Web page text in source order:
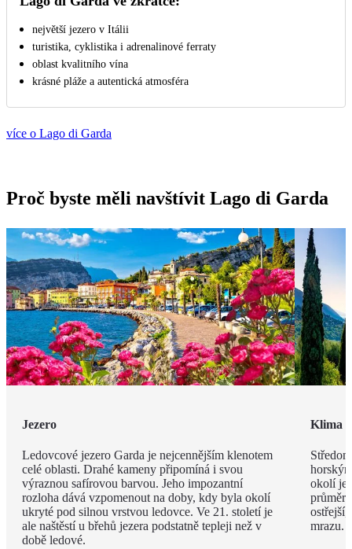
největší jezero v Itálii
turistika, cyklistika i adrenalinové ferraty
oblast kvalitního vína
krásné pláže a autentická atmosféra
více o Lago di Garda
Proč byste měli navštívit Lago di Garda
Jezero
Ledovcové jezero Garda je nejcennějším klenotem
celé oblasti. Drahé kameny připomíná i svou
výraznou safírovou barvou. Jeho impozantní
rozloha dává vzpomenout na doby, kdy byla okolí
ukryté pod silnou vrstvou ledovce. Ve 21. století je
ale naštěstí u břehů jezera podstatně tepleji než v
době ledové.
Klima
okolí
mrazu.